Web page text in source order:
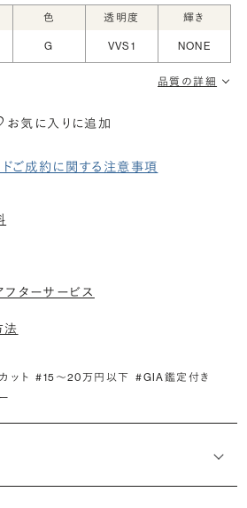
色 透明度 輝き
G VVS1 NONE
品質の詳細
お気に入りに追加
ご成約に関する注意事項
ターサービス
法
ット #15〜20万円以下 #GIA鑑定付き